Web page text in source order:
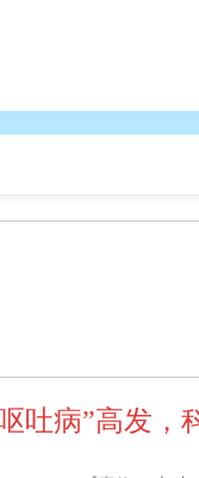
吐病”高发，